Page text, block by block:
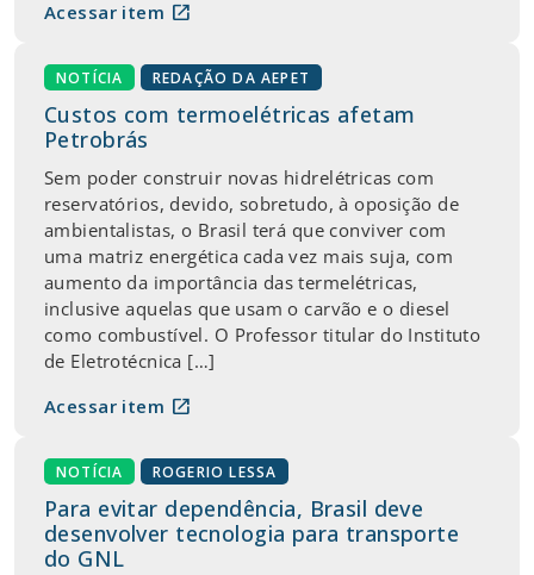
Acessar item open_in_new
NOTÍCIA REDAÇÃO DA AEPET
Custos com termoelétricas afetam
Petrobrás
Sem poder construir novas hidrelétricas com
reservatórios, devido, sobretudo, à oposição de
ambientalistas, o Brasil terá que conviver com
uma matriz energética cada vez mais suja, com
aumento da importância das termelétricas,
inclusive aquelas que usam o carvão e o diesel
como combustível. O Professor titular do Instituto
de Eletrotécnica […]
Acessar item open_in_new
NOTÍCIA ROGERIO LESSA
Para evitar dependência, Brasil deve
desenvolver tecnologia para transporte
do GNL